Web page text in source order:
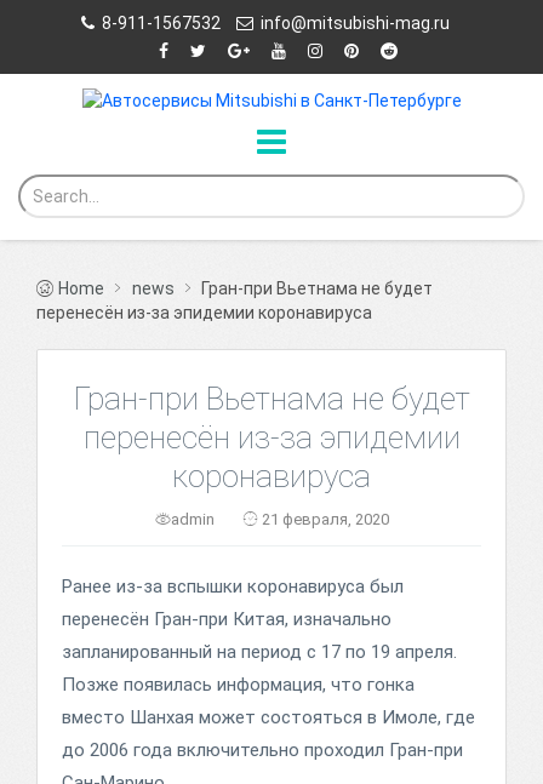
8-911-1567532 info@mitsubishi-mag.ru
Home news
Гран-при Вьетнама не будет
перенесён из-за эпидемии коронавируса
Гран-при Вьетнама не будет
перенесён из-за эпидемии
коронавируса
admin 21 февраля, 2020
Ранее из-за вспышки коронавируса был
перенесён Гран-при Китая, изначально
запланированный на период с 17 по 19 апреля.
Позже появилась информация, что гонка
вместо Шанхая может состояться в Имоле, где
до 2006 года включительно проходил Гран-при